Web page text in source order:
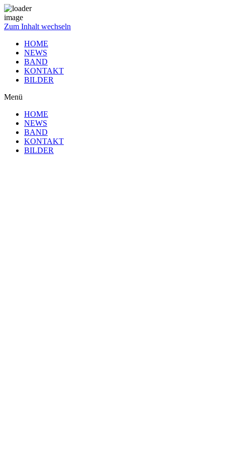
Zum Inhalt wechseln
HOME
NEWS
BAND
KONTAKT
BILDER
Menü
HOME
NEWS
BAND
KONTAKT
BILDER